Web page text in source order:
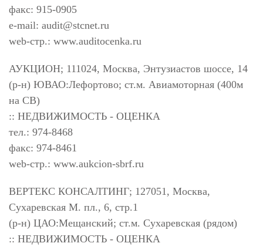
факс: 915-0905
e-mail: audit@stcnet.ru
web-стр.: www.auditocenka.ru
АУКЦИОН; 111024, Москва, Энтузиастов шоссе, 14
(р-н) ЮВАО:Лефортово; ст.м. Авиамоторная (400м
на СВ)
:: НЕДВИЖИМОСТЬ - ОЦЕНКА
тел.: 974-8468
факс: 974-8461
web-стр.: www.aukcion-sbrf.ru
ВЕРТЕКС КОНСАЛТИНГ; 127051, Москва,
Сухаревская М. пл., 6, стр.1
(р-н) ЦАО:Мещанский; ст.м. Сухаревская (рядом)
:: НЕДВИЖИМОСТЬ - ОЦЕНКА